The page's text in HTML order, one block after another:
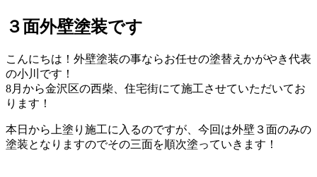
３面外壁塗装です
こんにちは！外壁塗装の事ならお任せの塗替えかがやき代表
の小川です！
8月から金沢区の西柴、住宅街にて施工させていただいてお
ります！
本日から上塗り施工に入るのですが、今回は外壁３面のみの
塗装となりますのでその三面を順次塗っていきます！